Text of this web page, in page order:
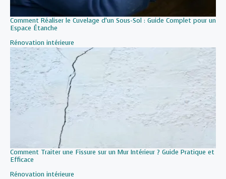
Comment Réaliser le Cuvelage d’un Sous-Sol : Guide Complet pour un
Espace Étanche
Par rapport à
Rénovation intérieure
Comment Traiter une Fissure sur un Mur Intérieur ? Guide Pratique et
Efficace
Par rapport à
Rénovation intérieure